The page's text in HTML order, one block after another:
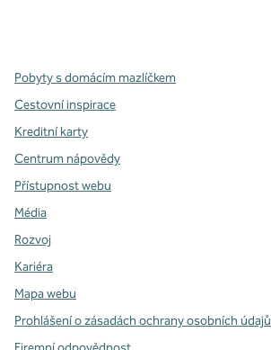
Pobyty s domácím mazlíčkem
Cestovní inspirace
Kreditní karty
Centrum nápovědy
Přístupnost webu
Média
Rozvoj
Kariéra
Mapa webu
Prohlášení o zásadách ochrany osobních údajů